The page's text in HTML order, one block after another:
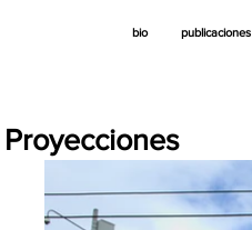
bio publicaciones
Proyecciones